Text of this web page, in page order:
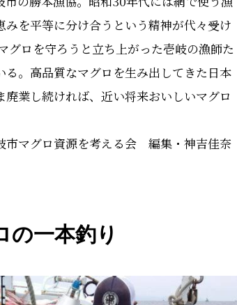
を平等に分け合うという精神が代々受け
グロを守ろうと立ち上がった壱岐の漁師た
。高品質なマグロを生み出してきた日本
業し続ければ、近い将来おいしいマグロ
マグロ資源を考える会 編集・神吉佳奈
の一本釣り